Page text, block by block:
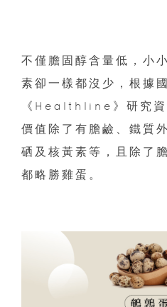
不僅膽固醇含量低，小
素卻一樣都沒少，根據
《Healthline》研究資
價值除了有膽鹼、鐵質
硒及核黃素等，且除了
都略勝雞蛋。